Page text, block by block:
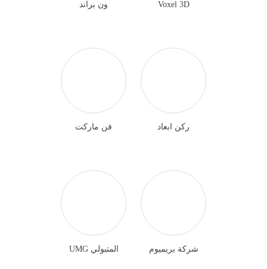
Voxel 3D ون براند
ركن ابعاد فن ماركت
شركة بريميوم المتبولي UMG